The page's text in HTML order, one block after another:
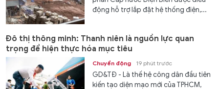
động hỗ trợ lắp đặt hệ thống điện,...
Đô thị thông minh: Thanh niên là nguồn lực quan
trọng để hiện thực hóa mục tiêu
Chuyển động 19 phút trước
GD&TĐ - Là thế hệ công dân đầu tiên
kiến tạo diện mạo mới của TPHCM,